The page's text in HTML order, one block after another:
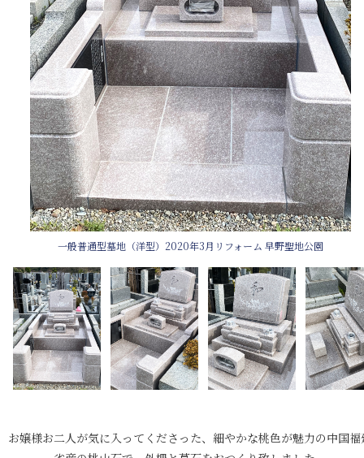
一般普通型墓地（洋型）2020年3月リフォーム 早野聖地公園
お嬢様お二人が気に入ってくださった、細やかな桃色が魅力の中国福